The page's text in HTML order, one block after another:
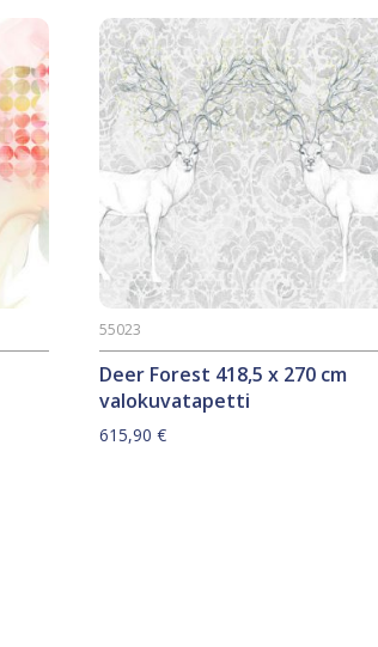
Deer Forest 418,5 x 270 cm
valokuvatapetti
55023
615,90€